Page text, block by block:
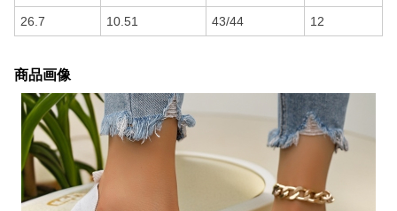
26.7 10.51 43/44 12
商品画像